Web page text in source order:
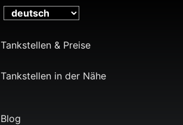
Tankstellen & Preise
Tankstellen in der Nähe
Blog